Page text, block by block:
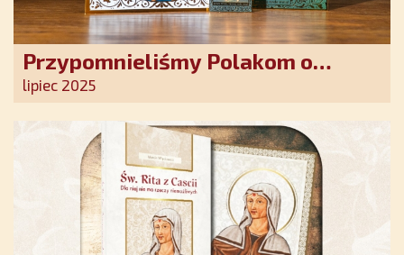
Przypomnieliśmy Polakom o
obecności Anioła Stróża!
lipiec 2025